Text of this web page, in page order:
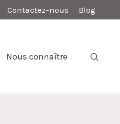
Contactez-nous Blog
Nous connaître